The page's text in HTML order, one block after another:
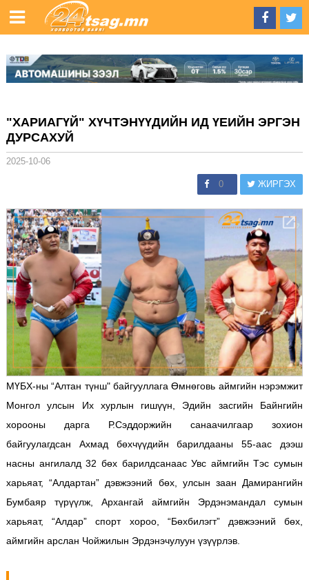
"ХАРИАГҮЙ" ХҮЧТЭНҮҮДИЙН ИД ҮЕИЙН ЭРГЭН
ДУРСАХУЙ
2025-10-06
0 ЖИРГЭХ
МҮБХ-ны “Алтан түнш" байгууллага Өмнөговь аймгийн нэрэмжит
Монгол улсын Их хурлын гишүүн, Эдийн засгийн Байнгийн
хорооны дарга Р.Сэддоржийн санаачилгаар зохион
байгуулагдсан Ахмад бөхчүүдийн барилдааны 55-аас дээш
насны ангилалд 32 бөх барилдсанаас Увс аймгийн Тэс сумын
харьяат, “Алдартан” дэвжээний бөх, улсын заан Дамирангийн
Бумбаяр түрүүлж, Архангай аймгийн Эрдэнэмандал сумын
харьяат, “Алдар” спорт хороо, “Бөхбилэгт” дэвжээний бөх,
аймгийн арслан Чойжилын Эрдэнэчулуун үзүүрлэв.